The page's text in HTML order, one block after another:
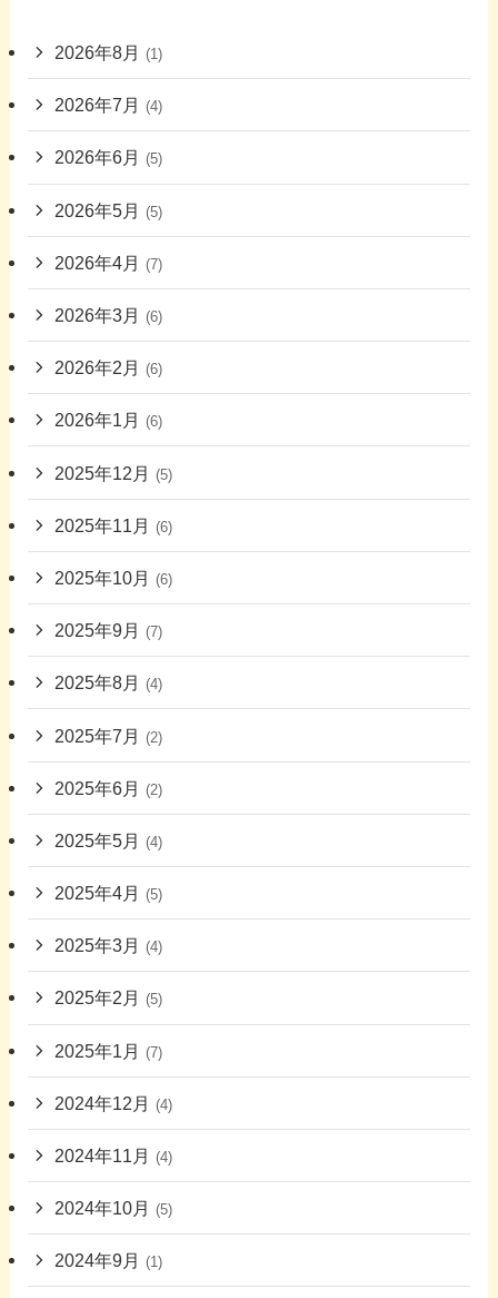
2026年8月 (1)
2026年7月 (4)
2026年6月 (5)
2026年5月 (5)
2026年4月 (7)
2026年3月 (6)
2026年2月 (6)
2026年1月 (6)
2025年12月 (5)
2025年11月 (6)
2025年10月 (6)
2025年9月 (7)
2025年8月 (4)
2025年7月 (2)
2025年6月 (2)
2025年5月 (4)
2025年4月 (5)
2025年3月 (4)
2025年2月 (5)
2025年1月 (7)
2024年12月 (4)
2024年11月 (4)
2024年10月 (5)
2024年9月 (1)